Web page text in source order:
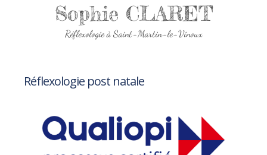
Sophie CLARET
Réflexologie à Saint-Martin-le-Vinoux
Réflexologie post natale